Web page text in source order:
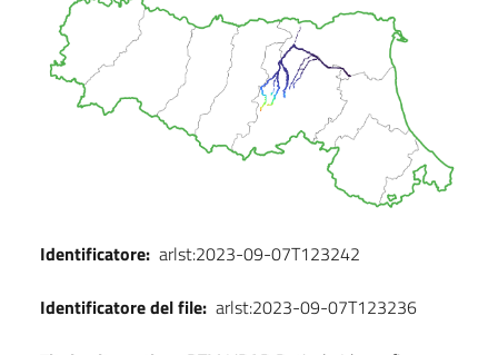
Identificatore: arlst:2023-09-07T123242
Identificatore del file: arlst:2023-09-07T123236